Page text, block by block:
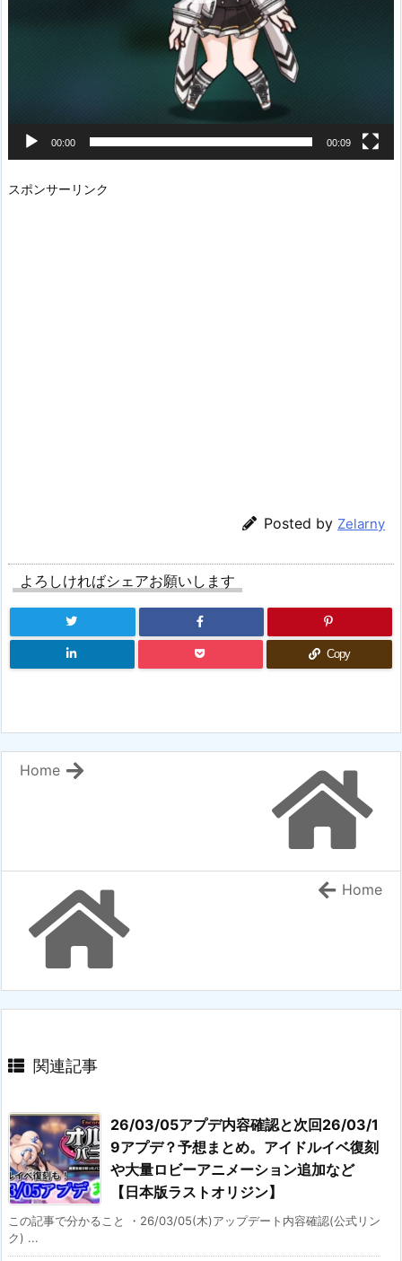
00:00 00:09
スポンサーリンク
Posted by Zelarny
よろしければシェアお願いします
Copy
Home
Home
関連記事
26/03/05アプデ内容確認と次回26/03/1
9アプデ？予想まとめ。アイドルイベ復刻
や大量ロビーアニメーション追加など
【日本版ラストオリジン】
この記事で分かること ・26/03/05(木)アップデート内容確認(公式リン
ク) ...